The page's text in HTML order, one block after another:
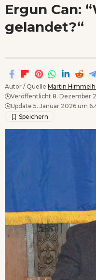
Ergun Can:
gelandet?“
Autor / Quelle:Martin
Veröffentlicht 8. Dezember
Update 5. Januar 2026 um